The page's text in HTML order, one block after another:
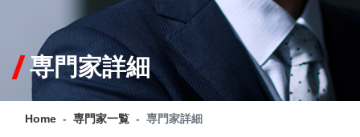
CONSULTING
SERVICE
COMPANY
Q&A
専門家詳細
Home 専門家一覧 専門家詳細